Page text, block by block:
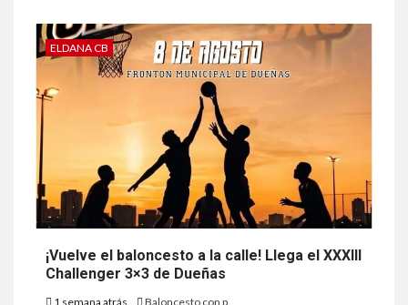
ELDANA CB
¡Vuelve el baloncesto a la calle! Llega el XXXIII
Challenger 3×3 de Dueñas
1 semana atrás Baloncesto con p